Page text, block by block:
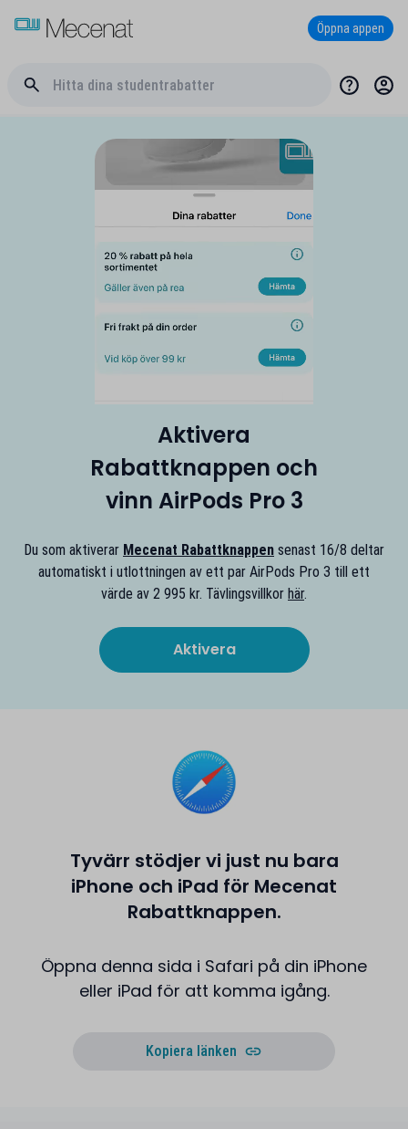
Öppna appen
Aktivera
Rabattknappen och
vinn AirPods Pro 3
Du som aktiverar Mecenat Rabattknappen senast 16/8 deltar
automatiskt i utlottningen av ett par AirPods Pro 3 till ett
värde av 2 995 kr. Tävlingsvillkor här.
Aktivera
Tyvärr stödjer vi just nu bara
iPhone och iPad för Mecenat
Rabattknappen.
Öppna denna sida i Safari på din iPhone
eller iPad för att komma igång.
Kopiera länken